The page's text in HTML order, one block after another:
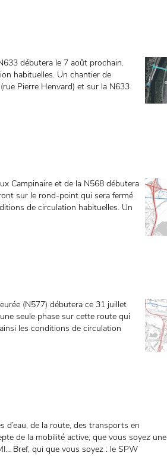
débutera le 7 août prochain.
habituelles. Un chantier de
Pierre Henvard) et sur la N633
Campinaire et de la N568 débutera
sur le rond-point qui sera fermé
de circulation habituelles. Un
(N577) débutera ce 31 juillet
seule phase sur cette route qui
les conditions de circulation
de la route, des transports en
de la mobilité active, que vous soyez une
Bref, qui que vous soyez : le SPW